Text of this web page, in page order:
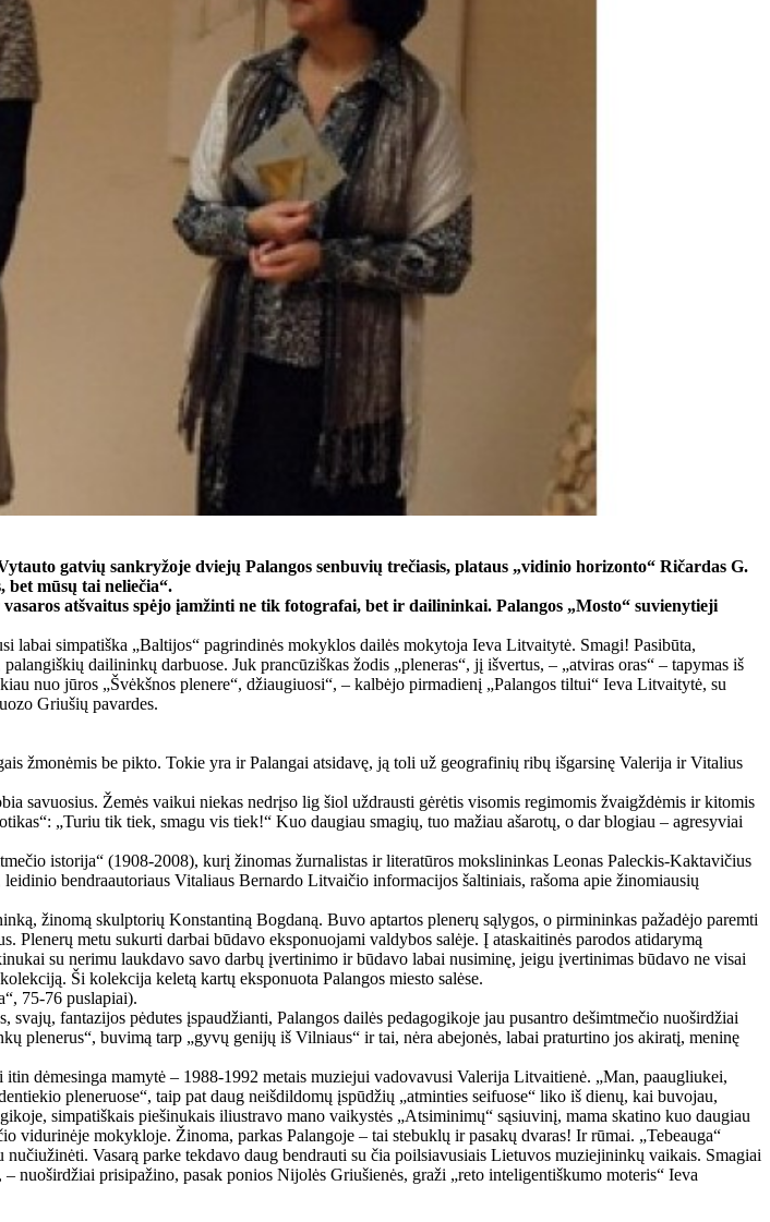
gatvių sankryžoje dviejų Palangos senbuvių trečiasis, plataus „vidinio horizonto“ Ričardas G.
mūsų tai neliečia“.
atšvaitus spėjo įamžinti ne tik fotografai, bet ir dailininkai. Palangos „Mosto“ suvienytieji
simpatiška „Baltijos“ pagrindinės mokyklos dailės mokytoja Ieva Litvaitytė. Smagi! Pasibūta,
dailininkų darbuose. Juk prancūziškas žodis „pleneras“, jį išvertus, – „atviras oras“ – tapymas iš
nuo jūros „Švėkšnos plenere“, džiaugiuosi“, – kalbėjo pirmadienį „Palangos tiltui“ Ieva Litvaitytė, su
Griušių pavardes.
žmonėmis be pikto. Tokie yra ir Palangai atsidavę, ją toli už geografinių ribų išgarsinę Valerija ir Vitalius
savuosius. Žemės vaikui niekas nedrįso lig šiol uždrausti gėrėtis visomis regimomis žvaigždėmis ir kitomis
„Turiu tik tiek, smagu vis tiek!“ Kuo daugiau smagių, tuo mažiau ašarotų, o dar blogiau – agresyviai
istorija“ (1908-2008), kurį žinomas žurnalistas ir literatūros mokslininkas Leonas Paleckis-Kaktavičius
bendraautoriaus Vitaliaus Bernardo Litvaičio informacijos šaltiniais, rašoma apie žinomiausių
žinomą skulptorių Konstantiną Bogdaną. Buvo aptartos plenerų sąlygos, o pirmininkas pažadėjo paremti
metu sukurti darbai būdavo eksponuojami valdybos salėje. Į ataskaitinės parodos atidarymą
su nerimu laukdavo savo darbų įvertinimo ir būdavo labai nusiminę, jeigu įvertinimas būdavo ne visai
Ši kolekcija keletą kartų eksponuota Palangos miesto salėse.
75-76 puslapiai).
fantazijos pėdutes įspaudžianti, Palangos dailės pedagogikoje jau pusantro dešimtmečio nuoširdžiai
plenerus“, buvimą tarp „gyvų genijų iš Vilniaus“ ir tai, nėra abejonės, labai praturtino jos akiratį, meninę
dėmesinga mamytė – 1988-1992 metais muziejui vadovavusi Valerija Litvaitienė. „Man, paaugliukei,
pleneruose“, taip pat daug neišdildomų įspūdžių „atminties seifuose“ liko iš dienų, kai buvojau,
simpatiškais piešinukais iliustravo mano vaikystės „Atsiminimų“ sąsiuvinį, mama skatino kuo daugiau
mokykloje. Žinoma, parkas Palangoje – tai stebuklų ir pasakų dvaras! Ir rūmai. „Tebeauga“
Vasarą parke tekdavo daug bendrauti su čia poilsiavusiais Lietuvos muziejininkų vaikais. Smagiai
prisipažino, pasak ponios Nijolės Griušienės, graži „reto inteligentiškumo moteris“ Ieva